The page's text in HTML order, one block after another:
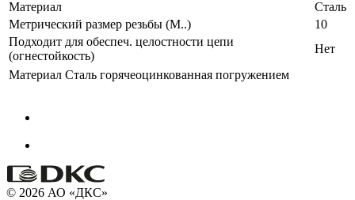
Материал
Сталь
Метрический размер резьбы (М..)
10
Подходит для обеспеч. целостности цепи
(огнестойкость)
Нет
Материал Сталь горячеоцинкованная погружением
© 2026 АО «ДКС»